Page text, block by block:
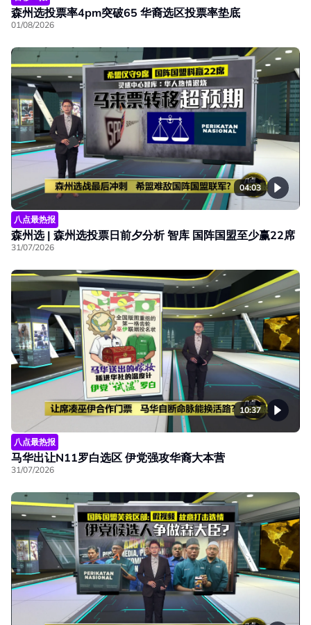
森州选投票率4pm突破65 华裔选区投票率垫底
01/08/2026
04:03
八点最热报
森州选 | 森州选投票日前夕分析 智库 国阵国盟至少赢22席
31/07/2026
10:37
八点最热报
马华出让N11罗白选区 伊党强攻华裔大本营
31/07/2026